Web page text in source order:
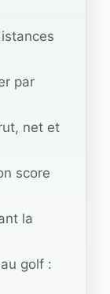
par
net et
score
la
golf :